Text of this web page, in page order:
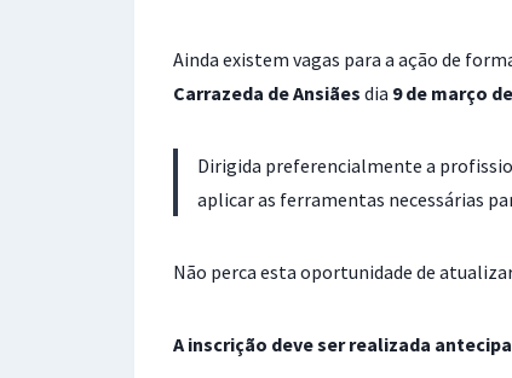
Ainda existem vagas para a ação de
Carrazeda de Ansiães dia 9 de março
Dirigida preferencialmente a
aplicar as ferramentas necessárias
Não perca esta oportunidade de
A inscrição deve ser realizada